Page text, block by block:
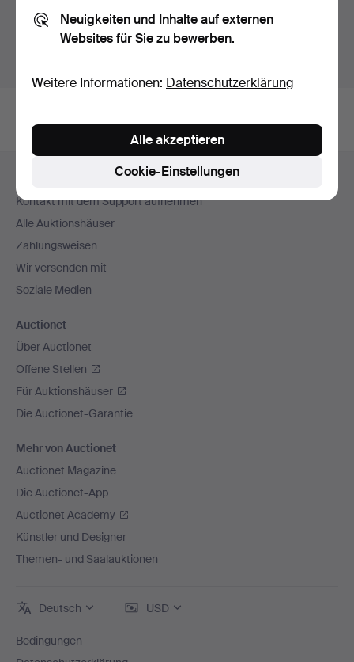
Sie suchen in unserem Archiv der beendeten
Auktionen.
Fußzeilen-
Navigation
Kontakt mit dem Support aufnehmen
Alle Auktionshäuser
Zahlungsweisen
Wir versenden mit
Soziale Medien
Auctionet
Über Auctionet
Offene Stellen
Für Auktionshäuser
Die Auctionet-Garantie
Mehr von Auctionet
Auctionet Magazine
Die Auctionet-App
Auctionet Academy
Künstler und Designer
Themen- und Saalauktionen
Deutsch USD
Bedingungen
Neuigkeiten und Inhalte auf externen
Websites für Sie zu bewerben.
Weitere Informationen: Datenschutzerklärung
Cookie-Einstellungen
Alle akzeptieren